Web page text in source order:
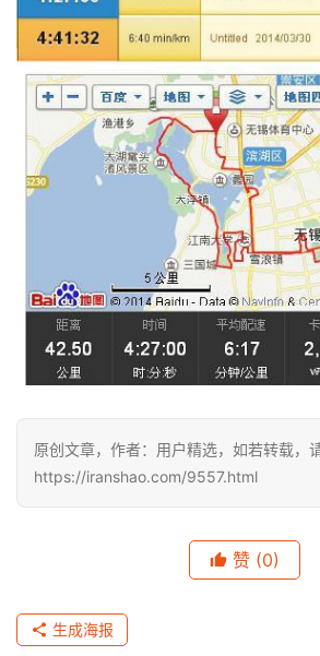
原创文章，作者：用户精选，如若转载，
https://iranshao.com/9557.html
赞 (0)
生成海报